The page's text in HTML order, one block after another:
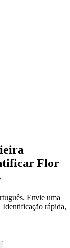
Flor
Envie uma
Identificação rápida,